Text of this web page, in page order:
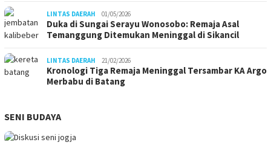
LINTAS DAERAH 01/05/2026
Duka di Sungai Serayu Wonosobo: Remaja Asal
Temanggung Ditemukan Meninggal di Sikancil
LINTAS DAERAH 21/02/2026
Kronologi Tiga Remaja Meninggal Tersambar KA Argo
Merbabu di Batang
SENI BUDAYA